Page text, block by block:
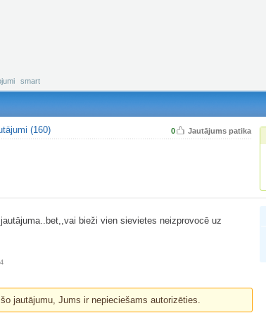
smart
0 Jautājums patika
(160)
bieži vien sievietes neizprovocē uz
jautājumu, Jums ir nepieciešams autorizēties.